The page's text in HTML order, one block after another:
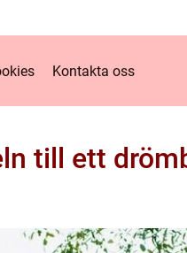
Kontakta oss
till ett